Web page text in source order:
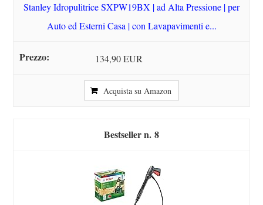
Stanley Idropulitrice SXPW19BX | ad Alta Pressione | per
Auto ed Esterni Casa | con Lavapavimenti e...
134,90 EUR
Acquista su Amazon
8